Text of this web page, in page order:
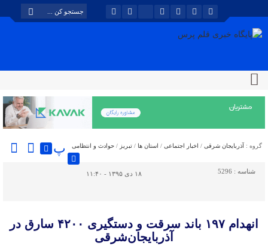
گروه : آذربایجان شرقی / اخبار اجتماعی / استان ها / تبریز / حوادث و انتظامی پ
شناسه : 5296 ۱۸ دی ۱۳۹۵ - ۱۱:۴۰
انهدام ۱۹۷ باند سرقت و دستگیری ۴۲۰۰ سارق در
آذربایجان‌شرقی